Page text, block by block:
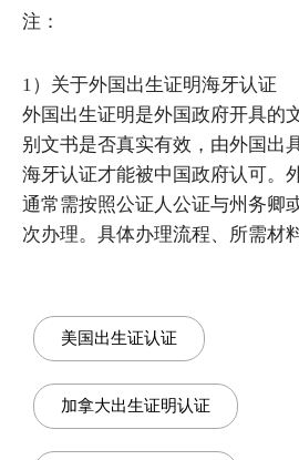
注：
1）关于外国出生证明海牙认证
外国出生证明是外国政府开具的
别文书是否真实有效，由外国出
海牙认证才能被中国政府认可。
通常需按照公证人公证与州务卿
次办理。具体办理流程、所需材
美国出生证认证
加拿大出生证明认证